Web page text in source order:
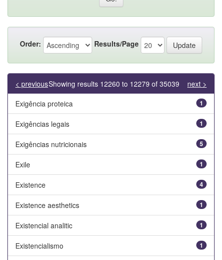
Order: Results/Page
Showing results 12260 to 12279 of 35039
< previous
next >
Exigência proteica
1
Exigências legais 1
Exigências nutricionais 5
Exile 1
Existence 4
Existence aesthetics 1
Existencial analitic 1
Existencialismo 1